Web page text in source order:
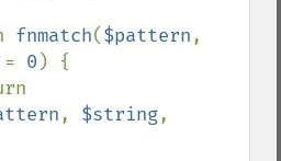
fnmatch($pattern
= 0 ) {
, $string